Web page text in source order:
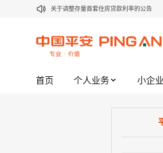
关于调整存量首套住房贷款利率的公告
关于修订《平安银行代理个人客户贵金属
关于我行聚金宝交易软件升级更新的通知
首页 个人业务 小企业